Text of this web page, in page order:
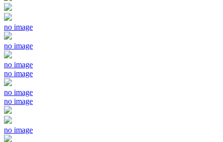
no image
no image
no image
no image
no image
no image
no image